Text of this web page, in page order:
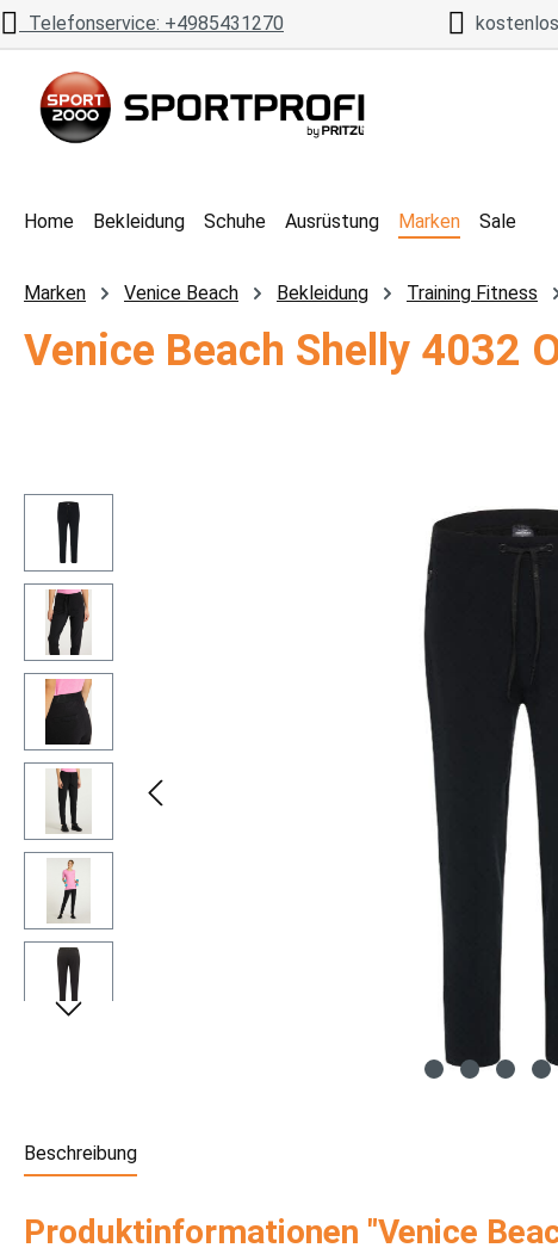
Hauptinhalt springen
Zur Suche springen
Zur Hauptnavigation springen
Telefonservice: +4985431270
Home Bekleidung Schuhe Ausrüstung Marken Sale
Marken Venice Beach Bekleidung Training Fitness
Venice Beach Shelly 4032
Bildergalerie überspringen
Beschreibung
Produktinformationen "Venice